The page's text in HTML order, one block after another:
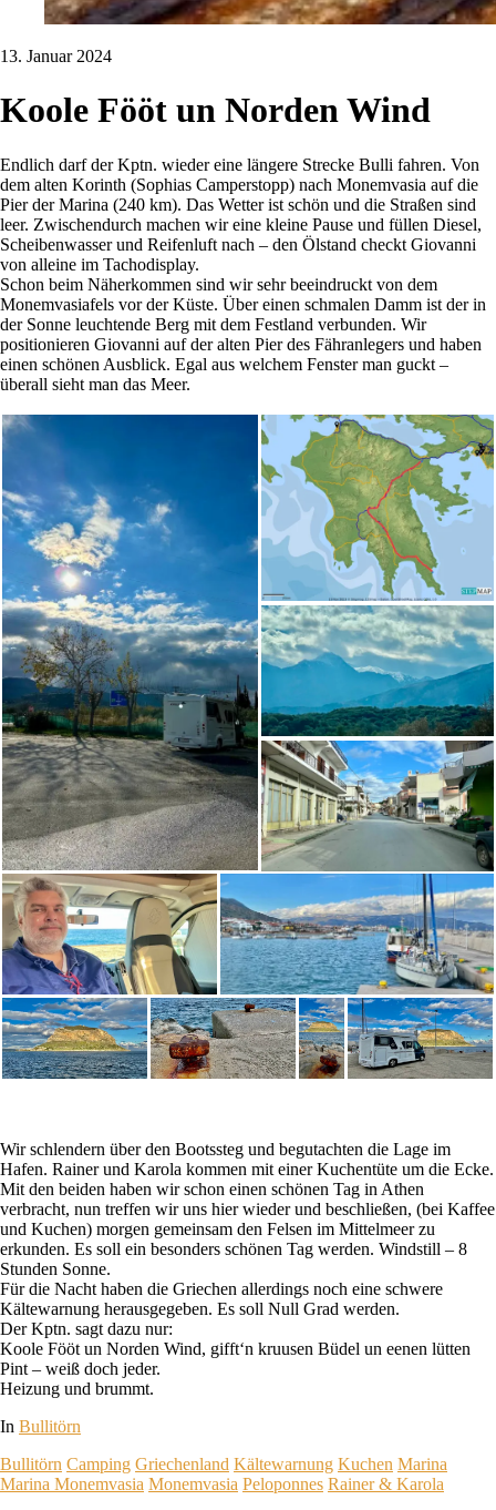
13. Januar 2024
Koole Fööt un Norden Wind
Endlich darf der Kptn. wieder eine längere Strecke Bulli fahren. Von
dem alten Korinth (Sophias Camperstopp) nach Monemvasia auf die
Pier der Marina (240 km). Das Wetter ist schön und die Straßen sind
leer. Zwischendurch machen wir eine kleine Pause und füllen Diesel,
Scheibenwasser und Reifenluft nach – den Ölstand checkt Giovanni
von alleine im Tachodisplay.
Schon beim Näherkommen sind wir sehr beeindruckt von dem
Monemvasiafels vor der Küste. Über einen schmalen Damm ist der in
der Sonne leuchtende Berg mit dem Festland verbunden. Wir
positionieren Giovanni auf der alten Pier des Fähranlegers und haben
einen schönen Ausblick. Egal aus welchem Fenster man guckt –
überall sieht man das Meer.
Wir schlendern über den Bootssteg und begutachten die Lage im
Hafen. Rainer und Karola kommen mit einer Kuchentüte um die Ecke.
Mit den beiden haben wir schon einen schönen Tag in Athen
verbracht, nun treffen wir uns hier wieder und beschließen, (bei Kaffee
und Kuchen) morgen gemeinsam den Felsen im Mittelmeer zu
erkunden. Es soll ein besonders schönen Tag werden. Windstill – 8
Stunden Sonne.
Für die Nacht haben die Griechen allerdings noch eine schwere
Kältewarnung herausgegeben. Es soll Null Grad werden.
Der Kptn. sagt dazu nur:
Koole Fööt un Norden Wind, gifft‘n kruusen Büdel un eenen lütten
Pint – weiß doch jeder.
Heizung und brummt.
In Bullitörn
Bullitörn Camping Griechenland Kältewarnung Kuchen Marina
Marina Monemvasia Monemvasia Peloponnes Rainer & Karola